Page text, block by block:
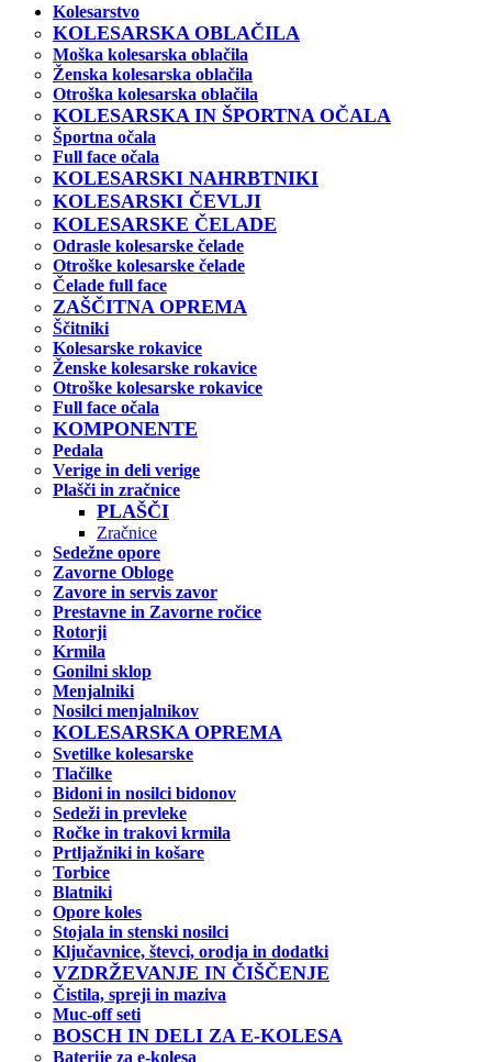
Kolesarstvo
KOLESARSKA OBLAČILA
Moška kolesarska oblačila
Ženska kolesarska oblačila
Otroška kolesarska oblačila
KOLESARSKA IN ŠPORTNA OČALA
Športna očala
Full face očala
KOLESARSKI NAHRBTNIKI
KOLESARSKI ČEVLJI
KOLESARSKE ČELADE
Odrasle kolesarske čelade
Otroške kolesarske čelade
Čelade full face
ZAŠČITNA OPREMA
Ščitniki
Kolesarske rokavice
Ženske kolesarske rokavice
Otroške kolesarske rokavice
Full face očala
KOMPONENTE
Pedala
Verige in deli verige
Plašči in zračnice
PLAŠČI
Zračnice
Sedežne opore
Zavorne Obloge
Zavore in servis zavor
Prestavne in Zavorne ročice
Rotorji
Krmila
Gonilni sklop
Menjalniki
Nosilci menjalnikov
KOLESARSKA OPREMA
Svetilke kolesarske
Tlačilke
Bidoni in nosilci bidonov
Sedeži in prevleke
Ročke in trakovi krmila
Prtljažniki in košare
Torbice
Blatniki
Opore koles
Stojala in stenski nosilci
Ključavnice, števci, orodja in dodatki
VZDRŽEVANJE IN ČIŠČENJE
Čistila, spreji in maziva
Muc-off seti
BOSCH IN DELI ZA E-KOLESA
Baterije za e-kolesa